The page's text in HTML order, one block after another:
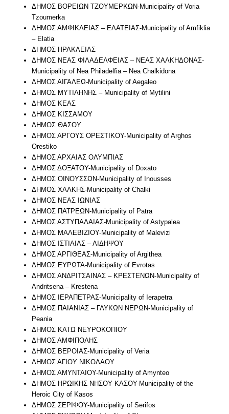
ΔΗΜΟΣ ΒΟΡΕΙΩΝ ΤΖΟΥΜΕΡΚΩΝ-Municipality of Voria
Tzoumerka
ΔΗΜΟΣ ΑΜΦΙΚΛΕΙΑΣ – ΕΛΑΤΕΙΑΣ-Municipality of Amfiklia
– Elatia
ΔΗΜΟΣ ΗΡΑΚΛΕΙΑΣ
ΔΗΜΟΣ ΝΕΑΣ ΦΙΛΑΔΕΛΦΕΙΑΣ – ΝΕΑΣ ΧΑΛΚΗΔΟΝΑΣ-
Municipality of Nea Philadelfia – Nea Chalkidona
ΔΗΜΟΣ ΑΙΓΑΛΕΩ-Municipality of Aegaleo
ΔΗΜΟΣ ΜΥΤΙΛΗΝΗΣ – Municipality of Mytilini
ΔΗΜΟΣ ΚΕΑΣ
ΔΗΜΟΣ ΚΙΣΣΑΜΟΥ
ΔΗΜΟΣ ΘΑΣΟΥ
ΔΗΜΟΣ ΑΡΓΟΥΣ ΟΡΕΣΤΙΚΟΥ-Municipality of Arghos
Orestiko
ΔΗΜΟΣ ΑΡΧΑΙΑΣ ΟΛΥΜΠΙΑΣ
ΔΗΜΟΣ ΔΟΞΑΤΟΥ-Municipality of Doxato
ΔΗΜΟΣ ΟΙΝΟΥΣΣΩΝ-Municipality of Inousses
ΔΗΜΟΣ ΧΑΛΚΗΣ-Municipality of Chalki
ΔΗΜΟΣ ΝΕΑΣ ΙΩΝΙΑΣ
ΔΗΜΟΣ ΠΑΤΡΕΩΝ-Municipality of Patra
ΔΗΜΟΣ ΑΣΤΥΠΑΛΑΙΑΣ-Municipality of Astypalea
ΔΗΜΟΣ ΜΑΛΕΒΙΖΙΟΥ-Municipality of Malevizi
ΔΗΜΟΣ ΙΣΤΙΑΙΑΣ – ΑΙΔΗΨΟΥ
ΔΗΜΟΣ ΑΡΓΙΘΕΑΣ-Municipality of Argithea
ΔΗΜΟΣ ΕΥΡΩΤΑ-Municipality of Evrotas
ΔΗΜΟΣ ΑΝΔΡΙΤΣΑΙΝΑΣ – ΚΡΕΣΤΕΝΩΝ-Municipality of
Andritsena – Krestena
ΔΗΜΟΣ ΙΕΡΑΠΕΤΡΑΣ-Municipality of Ierapetra
ΔΗΜΟΣ ΠΑΙΑΝΙΑΣ – ΓΛΥΚΩΝ ΝΕΡΩΝ-Municipality of
Peania
ΔΗΜΟΣ ΚΑΤΩ ΝΕΥΡΟΚΟΠΙΟΥ
ΔΗΜΟΣ ΑΜΦΙΠΟΛΗΣ
ΔΗΜΟΣ ΒΕΡΟΙΑΣ-Municipality of Veria
ΔΗΜΟΣ ΑΓΙΟΥ ΝΙΚΟΛΑΟΥ
ΔΗΜΟΣ ΑΜΥΝΤΑΙΟΥ-Municipality of Amynteo
ΔΗΜΟΣ ΗΡΩΙΚΗΣ ΝΗΣΟΥ ΚΑΣΟΥ-Municipality of the
Heroic City of Kasos
ΔΗΜΟΣ ΣΕΡΙΦΟΥ-Municipality of Serifos